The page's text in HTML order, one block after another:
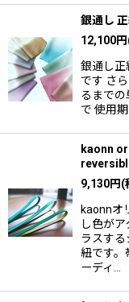
銀通し
12,100円
銀通し正
です さ
るまで
で 使用
kaonn
9,130円(
kaonnオ
し色が
ラスす
紐です。
ーディ…